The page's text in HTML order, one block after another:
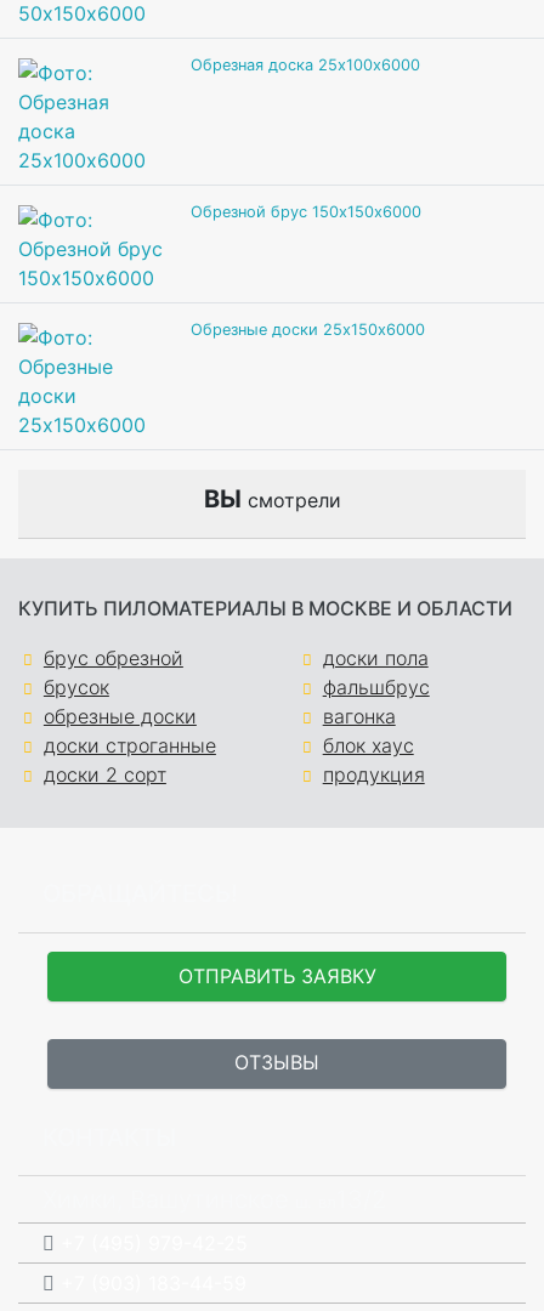
Обрезная доска 25х100х6000
Обрезной брус 150х150х6000
Обрезные доски 25х150х6000
ВЫ смотрели
КУПИТЬ ПИЛОМАТЕРИАЛЫ В МОСКВЕ И ОБЛАСТИ
брус обрезной
брусок
обрезные доски
доски строганные
доски 2 сорт
доски пола
фальшбрус
вагонка
блок хаус
продукция
ОТПРАВИТЬ ЗАЯВКУ
ОТЗЫВЫ